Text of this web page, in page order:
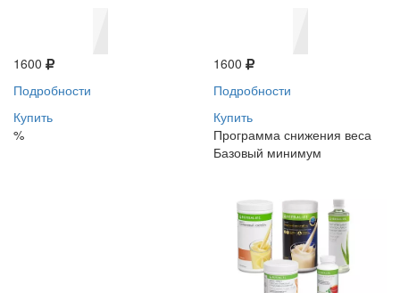
1600
Подробности
Купить
%
1600
Подробности
Купить
Программа снижения веса
Базовый минимум